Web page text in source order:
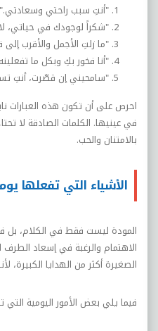
"أنتِ سبب راحتي وسعادتي."
"شكراً لوجودك في حياتي،
"ما زلتِ الأجمل والأقرب
"أنا فخور بكِ وبكل ما
"سامحيني إن قصّرت، أنتِ
احرص على أن تكون هذه العبارات
في عينيها. الكلمات الصادقة لا
بالامتنان والحب.
الأشياء التي تفعلها
المودة ليست فقط في الكلام، بل
الاهتمام والرغبة في إسعاد الطرف
الصغيرة أكثر من الهدايا الكبيرة،
فيما يلي بعض الأمور اليومية التي